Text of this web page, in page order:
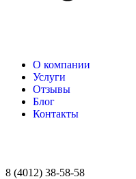
О компании
Услуги
Отзывы
Блог
Контакты
8 (4012) 38-58-58